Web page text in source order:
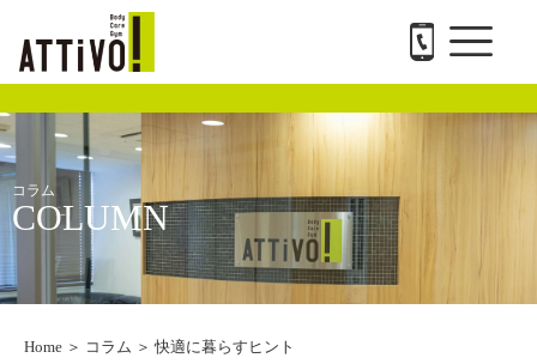
キ
ッ
プ
メ
ニ
ュ
ー
コラム
COLUMN
Home ＞ コラム ＞快適に暮らすヒント